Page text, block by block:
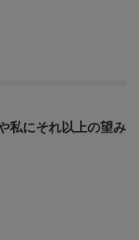
私にそれ以上の望み